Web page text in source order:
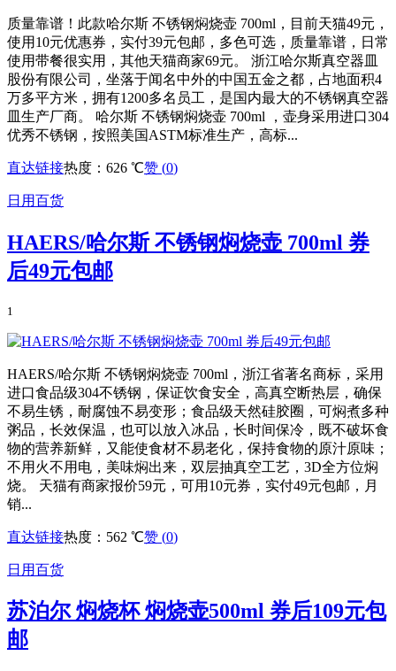
质量靠谱！此款哈尔斯 不锈钢焖烧壶 700ml，目前天猫49元，
使用10元优惠券，实付39元包邮，多色可选，质量靠谱，日常
使用带餐很实用，其他天猫商家69元。 浙江哈尔斯真空器皿
股份有限公司，坐落于闻名中外的中国五金之都，占地面积4
万多平方米，拥有1200多名员工，是国内最大的不锈钢真空器
皿生产厂商。 哈尔斯 不锈钢焖烧壶 700ml ，壶身采用进口304
优秀不锈钢，按照美国ASTM标准生产，高标...
直达链接热度：626 ℃赞 (0)
日用百货
HAERS/哈尔斯 不锈钢焖烧壶 700ml 券
后49元包邮
1
HAERS/哈尔斯 不锈钢焖烧壶 700ml，浙江省著名商标，采用
进口食品级304不锈钢，保证饮食安全，高真空断热层，确保
不易生锈，耐腐蚀不易变形；食品级天然硅胶圈，可焖煮多种
粥品，长效保温，也可以放入冰品，长时间保冷，既不破坏食
物的营养新鲜，又能使食材不易老化，保持食物的原汁原味；
不用火不用电，美味焖出来，双层抽真空工艺，3D全方位焖
烧。 天猫有商家报价59元，可用10元券，实付49元包邮，月
销...
直达链接热度：562 ℃赞 (0)
日用百货
苏泊尔 焖烧杯 焖烧壶500ml 券后109元包
邮